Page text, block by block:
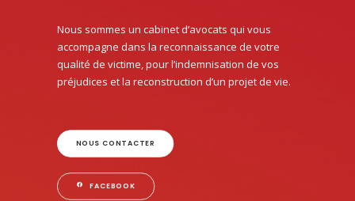
Nous sommes un cabinet d’avocats qui vous
accompagne dans la reconnaissance de votre
qualité de victime, pour l’indemnisation de vos
préjudices et la reconstruction d’un projet de vie.
NOUS CONTACTER
FACEBOOK